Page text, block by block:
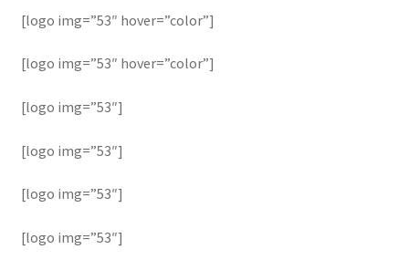
[logo img=”53″ hover=”color”]
[logo img=”53″ hover=”color”]
[logo img=”53″]
[logo img=”53″]
[logo img=”53″]
[logo img=”53″]